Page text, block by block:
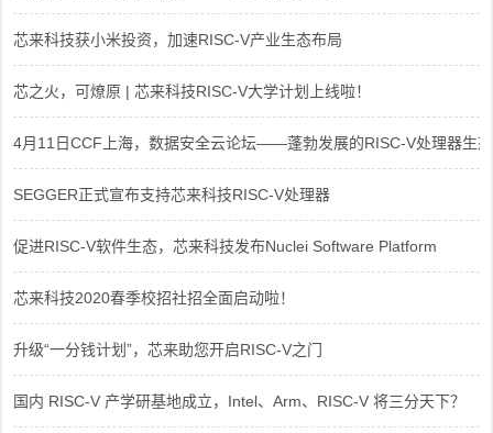
芯来科技获小米投资，加速RISC-V产业生态布局
芯之火，可燎原 | 芯来科技RISC-V大学计划上线啦！
4月11日CCF上海，数据安全云论坛——蓬勃发展的RISC-V处理器生态
SEGGER正式宣布支持芯来科技RISC-V处理器
促进RISC-V软件生态，芯来科技发布Nuclei Software Platform
芯来科技2020春季校招社招全面启动啦！
升级“一分钱计划”，芯来助您开启RISC-V之门
国内 RISC-V 产学研基地成立，Intel、Arm、RISC-V 将三分天下？